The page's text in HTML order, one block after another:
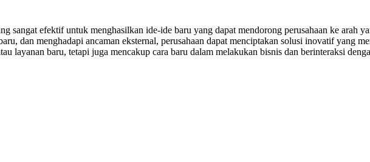
sangat efektif untuk menghasilkan ide-ide baru yang dapat mendorong perusahaan ke arah
dan menghadapi ancaman eksternal, perusahaan dapat menciptakan solusi inovatif yang
layanan baru, tetapi juga mencakup cara baru dalam melakukan bisnis dan berinteraksi